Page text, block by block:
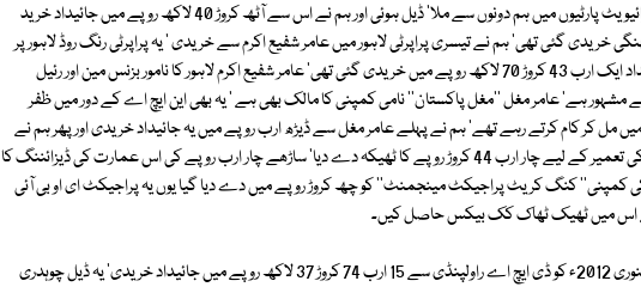
یہ امریکا میں رہتا تھا' یہ دوبار لاہور آیا' پرائیویٹ پارٹیوں میں ہم دونوں سے ملا' ڈیل ہوئی اور ہم نے اس سے آٹھ کروڑ 40 لاکھ روپے میں جائیداد خرید
خریدی گئی تھی' ہم نے تیسری پراپرٹی لاہور میں عامر شفیع اکرم سے خریدی ' یہ پراپرٹی رنگ روڈ لاہور پر
ڈی ایچ اے انٹر چینج پر واقع تھی' یہ جائیداد ایک ارب 43 کروڑ 70 لاکھ روپے میں خریدی گئی تھی' عامر شفیع اکرم لاہور کا نامور بزنس مین اور رئیل
مشہور ہے' عامر مغل ''مغل پاکستان'' نامی کمپنی کا مالک بھی ہے ' یہ بھی این ایچ اے کے دور میں ظفر
مل کر کام کرتے رہے تھے' ہم نے پہلے عامر مغل سے ڈیڑھ ارب روپے میں یہ جائیداد خریدی اور پھر ہم نے
عامر مغل ہی کی کمپنی کو اس جائیداد کی تعمیر کے لیے چار ارب 44 کروڑ روپے کا ٹھیکہ دے دیا' ساڑھے چار ارب روپے کی اس عمارت کی ڈیزائننگ کا
کمپنی'' کنگ کریٹ پراجیکٹ مینجمنٹ'' کو چھ کروڑ روپے میں دے دیا گیا یوں یہ پراجیکٹ ای او بی آئی
نے اس میں ٹھیک ٹھاک کک بیکس حاصل کیں۔
کنور خورشید نے انکشاف کیا ہم نے 18 جنوری 2012ء کو ڈی ایچ اے راولپنڈی سے 15 ارب 74 کروڑ 37 لاکھ روپے میں جائیداد خریدی' یہ ڈیل چوہدری